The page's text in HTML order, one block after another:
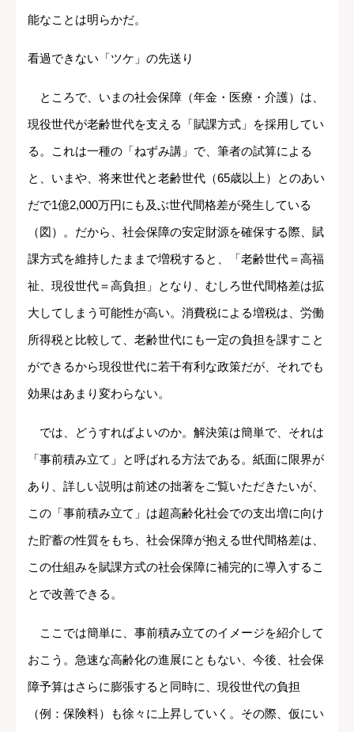
能なことは明らかだ。
看過できない「ツケ」の先送り
ところで、いまの社会保障（年金・医療・介護）は、
現役世代が老齢世代を支える「賦課方式」を採用してい
る。これは一種の「ねずみ講」で、筆者の試算による
と、いまや、将来世代と老齢世代（65歳以上）とのあい
だで1億2,000万円にも及ぶ世代間格差が発生している
（図）。だから、社会保障の安定財源を確保する際、賦
課方式を維持したままで増税すると、「老齢世代＝高福
祉、現役世代＝高負担」となり、むしろ世代間格差は拡
大してしまう可能性が高い。消費税による増税は、労働
所得税と比較して、老齢世代にも一定の負担を課すこと
ができるから現役世代に若干有利な政策だが、それでも
効果はあまり変わらない。
では、どうすればよいのか。解決策は簡単で、それは
「事前積み立て」と呼ばれる方法である。紙面に限界が
あり、詳しい説明は前述の拙著をご覧いただきたいが、
この「事前積み立て」は超高齢化社会での支出増に向け
た貯蓄の性質をもち、社会保障が抱える世代間格差は、
この仕組みを賦課方式の社会保障に補完的に導入するこ
とで改善できる。
ここでは簡単に、事前積み立てのイメージを紹介して
おこう。急速な高齢化の進展にともない、今後、社会保
障予算はさらに膨張すると同時に、現役世代の負担
（例：保険料）も徐々に上昇していく。その際、仮にい